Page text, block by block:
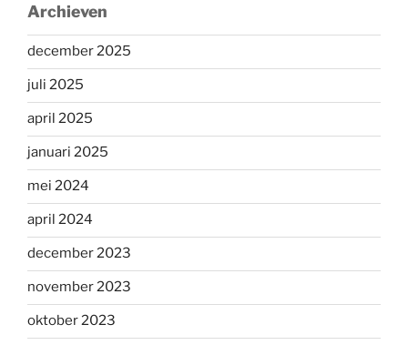
Archieven
december 2025
juli 2025
april 2025
januari 2025
mei 2024
april 2024
december 2023
november 2023
oktober 2023